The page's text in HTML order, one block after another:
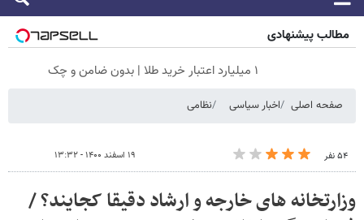
مطالب پیشنهادی
۱ میلیارد اعتبار خرید طلا | بدون ضامن و چک
صفحه اصلی اخبار سیاسی نظامی
۵۴ نفر ۱۹ اسفند ۱۴۰۰ - ۱۳:۳۲
وزارتخانه های خارجه و ارشاد دقیقا کجایند؟ /